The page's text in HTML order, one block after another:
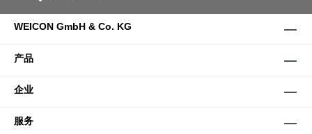
WEICON GmbH & Co. KG
产品
企业
服务